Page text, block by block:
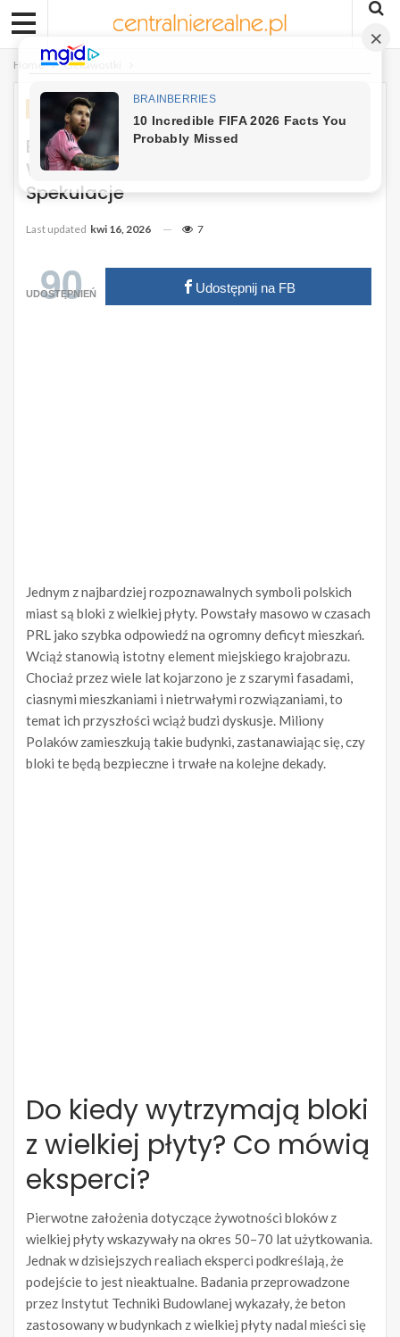
Home Ciekawostki
CIEKAWOSTKI
Bloki Z Wielkiej Płyty – Ile Jeszcze Lat
Wytrzymają? Rzeczywistość Kontra
Spekulacje
Last updated kwi 16, 2026 7
90
UDOSTĘPNIEŃ Udostępnij na FB
Jednym z najbardziej rozpoznawalnych symboli polskich
miast są bloki z wielkiej płyty. Powstały masowo w czasach
PRL jako szybka odpowiedź na ogromny deficyt mieszkań.
Wciąż stanowią istotny element miejskiego krajobrazu.
Chociaż przez wiele lat kojarzono je z szarymi fasadami,
ciasnymi mieszkaniami i nietrwałymi rozwiązaniami, to
temat ich przyszłości wciąż budzi dyskusje. Miliony
Polaków zamieszkują takie budynki, zastanawiając się, czy
bloki te będą bezpieczne i trwałe na kolejne dekady.
Do kiedy wytrzymają bloki
z wielkiej płyty? Co mówią
eksperci?
Pierwotne założenia dotyczące żywotności bloków z
wielkiej płyty wskazywały na okres 50–70 lat użytkowania.
Jednak w dzisiejszych realiach eksperci podkreślają, że
podejście to jest nieaktualne. Badania przeprowadzone
przez Instytut Techniki Budowlanej wykazały, że beton
zastosowany w budynkach z wielkiej płyty nadal mieści się